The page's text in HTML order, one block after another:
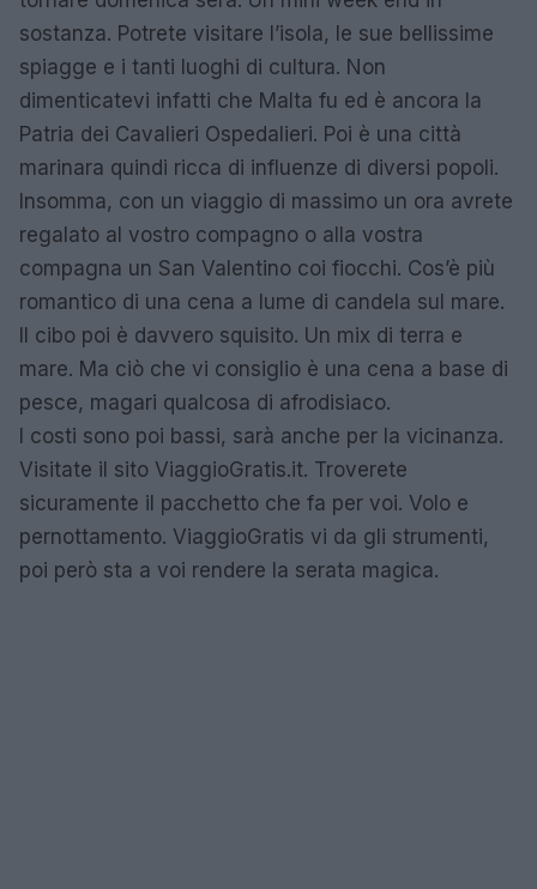
sostanza. Potrete visitare l’isola, le sue bellissime
spiagge e i tanti luoghi di cultura. Non
dimenticatevi infatti che Malta fu ed è ancora la
Patria dei Cavalieri Ospedalieri. Poi è una città
marinara quindi ricca di influenze di diversi popoli.
Insomma, con un viaggio di massimo un ora avrete
regalato al vostro compagno o alla vostra
compagna un San Valentino coi fiocchi. Cos’è più
romantico di una cena a lume di candela sul mare.
Il cibo poi è davvero squisito. Un mix di terra e
mare. Ma ciò che vi consiglio è una cena a base di
pesce, magari qualcosa di afrodisiaco.
I costi sono poi bassi, sarà anche per la vicinanza.
Visitate il sito ViaggioGratis.it. Troverete
sicuramente il pacchetto che fa per voi. Volo e
pernottamento. ViaggioGratis vi da gli strumenti,
poi però sta a voi rendere la serata magica.